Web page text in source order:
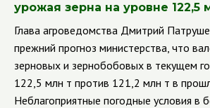
урожая зерна на уровне 122,5
Глава агроведомства Дмитрий
прежний прогноз министерства, что
зерновых и зернобобовых в текущем
122,5 млн т против 121,2 млн т в
Неблагоприятные погодные условия в